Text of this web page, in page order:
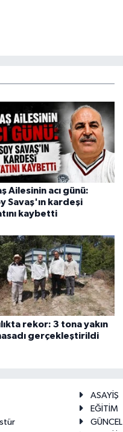
Ailesinin acı günü:
Savaş'ın kardeşi
kaybetti
rekor: 3 tona yakın
gerçekleştirildi
ASAYİŞ
EĞİTİM
GÜNCEL